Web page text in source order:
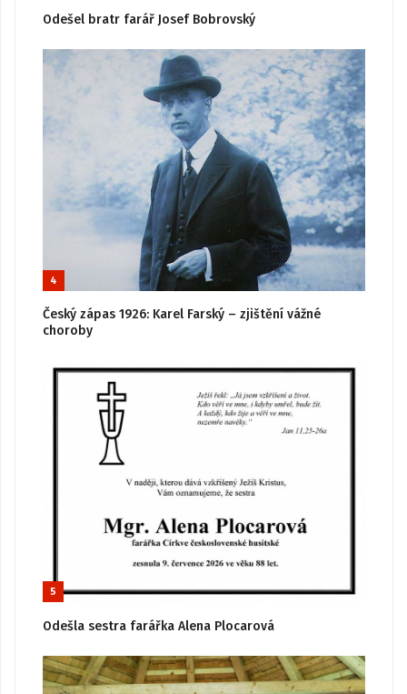
Odešel bratr farář Josef Bobrovský
4
Český zápas 1926: Karel Farský – zjištění vážné
choroby
5
Odešla sestra farářka Alena Plocarová